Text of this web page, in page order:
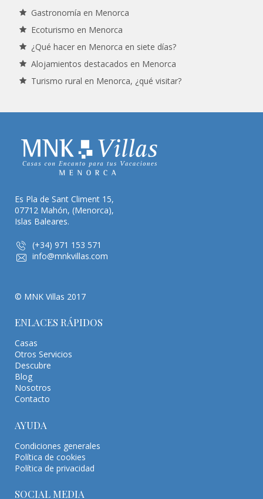
Gastronomía en Menorca
Ecoturismo en Menorca
¿Qué hacer en Menorca en siete días?
Alojamientos destacados en Menorca
Turismo rural en Menorca, ¿qué visitar?
Es Pla de Sant Climent 15,
07712 Mahón, (Menorca),
Islas Baleares.
(+34) 971 153 571
info@mnkvillas.com
© MNK Villas 2017
ENLACES RÁPIDOS
Casas
Otros Servicios
Descubre
Blog
Nosotros
Contacto
AYUDA
Condiciones generales
Política de cookies
Política de privacidad
SOCIAL MEDIA